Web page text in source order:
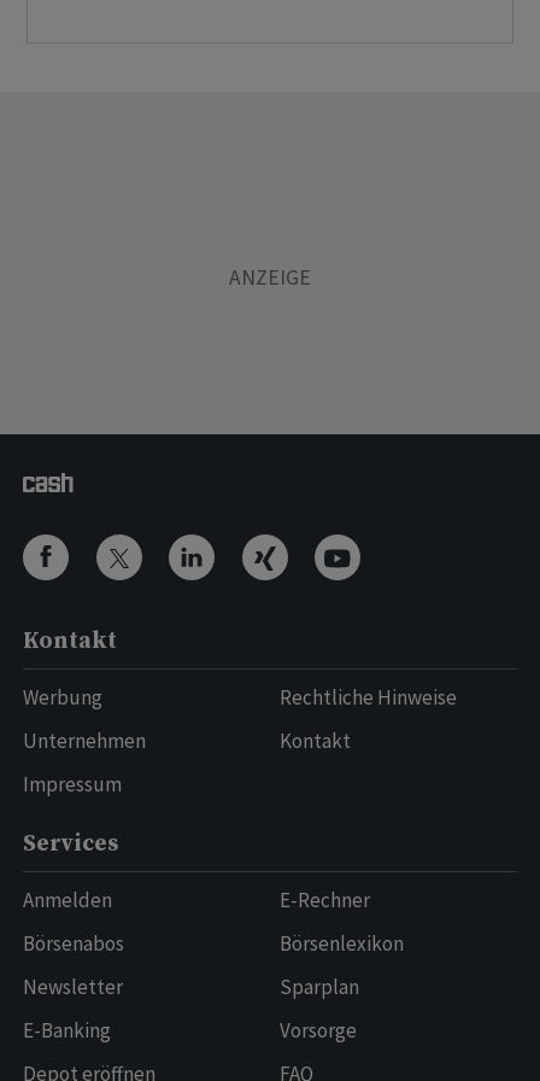
Kontakt
Werbung
Unternehmen
Impressum
Rechtliche Hinweise
Kontakt
Services
Anmelden
Börsenabos
Newsletter
E-Banking
Depot eröffnen
E-Rechner
Börsenlexikon
Sparplan
Vorsorge
FAQ